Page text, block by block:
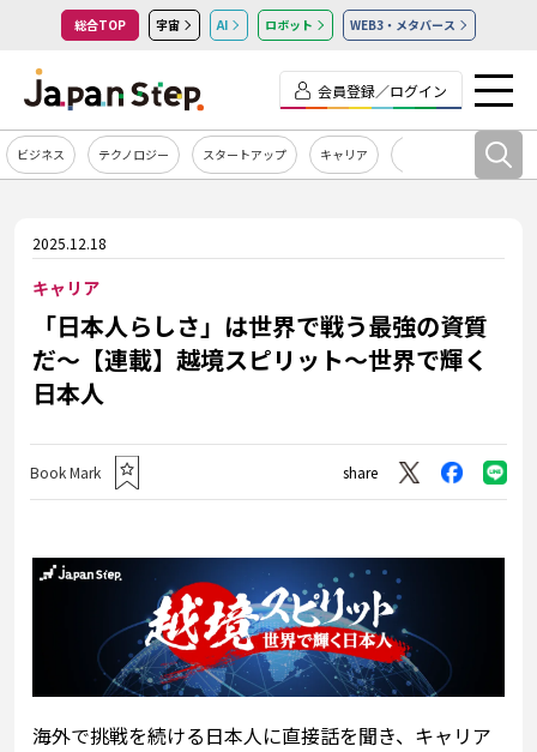
総合TOP 宇宙 AI ロボット WEB3・メタバース
会員登録／ログイン
ビジネス テクノロジー スタートアップ キャリア
2025.12.18
キャリア
「日本人らしさ」は世界で戦う最強の資質
だ～【連載】越境スピリット～世界で輝く
日本人
Book Mark share
海外で挑戦を続ける日本人に直接話を聞き、キャリア